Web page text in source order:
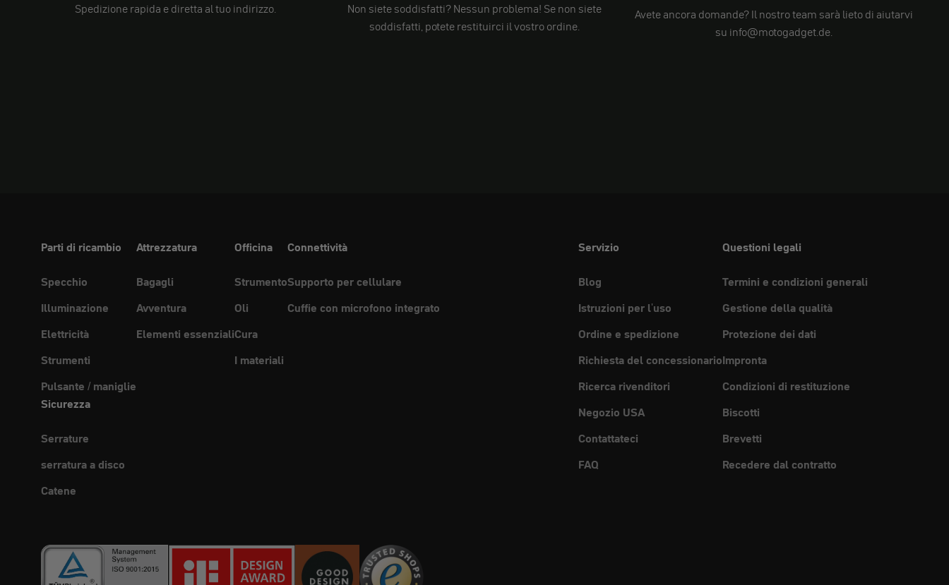
Spedizione rapida e diretta al tuo indirizzo.
Non siete soddisfatti? Nessun problema! Se non siete
soddisfatti, potete restituirci il vostro ordine.
Avete ancora domande? Il nostro team sarà lieto di aiutarvi
su info@motogadget.de.
Parti di ricambio
Specchio
Illuminazione
Elettricità
Strumenti
Pulsante / maniglie
Attrezzatura
Bagagli
Avventura
Elementi essenziali
Officina
Strumento
Oli
Cura
I materiali
Connettività
Supporto per cellulare
Cuffie con microfono integrato
Sicurezza
Serrature
serratura a disco
Catene
Servizio
Blog
Istruzioni per l'uso
Ordine e spedizione
Richiesta del concessionario
Ricerca rivenditori
Negozio USA
Contattateci
FAQ
Questioni legali
Termini e condizioni generali
Gestione della qualità
Protezione dei dati
Impronta
Condizioni di restituzione
Biscotti
Brevetti
Recedere dal contratto